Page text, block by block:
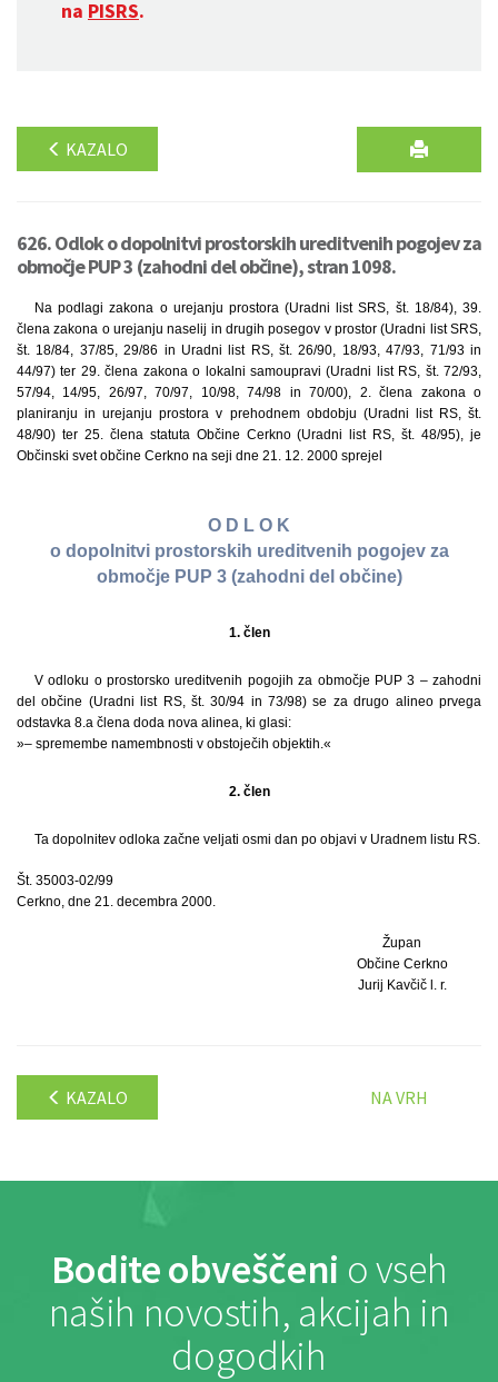
na PISRS.
KAZALO
626. Odlok o dopolnitvi prostorskih ureditvenih pogojev za
območje PUP 3 (zahodni del občine), stran 1098.
Na podlagi zakona o urejanju prostora (Uradni list SRS, št. 18/84), 39.
člena zakona o urejanju naselij in drugih posegov v prostor (Uradni list SRS,
št. 18/84, 37/85, 29/86 in Uradni list RS, št. 26/90, 18/93, 47/93, 71/93 in
44/97) ter 29. člena zakona o lokalni samoupravi (Uradni list RS, št. 72/93,
57/94, 14/95, 26/97, 70/97, 10/98, 74/98 in 70/00), 2. člena zakona o
planiranju in urejanju prostora v prehodnem obdobju (Uradni list RS, št.
48/90) ter 25. člena statuta Občine Cerkno (Uradni list RS, št. 48/95), je
Občinski svet občine Cerkno na seji dne 21. 12. 2000 sprejel
O D L O K
o dopolnitvi prostorskih ureditvenih pogojev za
območje PUP 3 (zahodni del občine)
1. člen
V odloku o prostorsko ureditvenih pogojih za območje PUP 3 – zahodni
del občine (Uradni list RS, št. 30/94 in 73/98) se za drugo alineo prvega
odstavka 8.a člena doda nova alinea, ki glasi:
»– spremembe namembnosti v obstoječih objektih.«
2. člen
Ta dopolnitev odloka začne veljati osmi dan po objavi v Uradnem listu RS.
Št. 35003-02/99
Cerkno, dne 21. decembra 2000.
Župan
Občine Cerkno
Jurij Kavčič l. r.
KAZALO NA VRH
Bodite obveščeni o vseh
naših novostih, akcijah in
dogodkih